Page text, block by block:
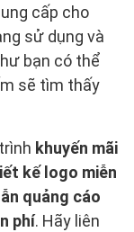
cấp cho
sử dụng và
bạn có thể
sẽ tìm thấy
khuyến mãi
kế logo miễn
quảng cáo
phí. Hãy liên